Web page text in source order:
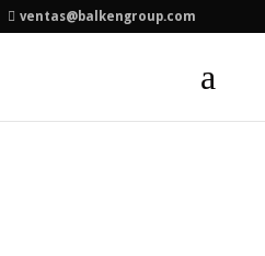
ventas@balkengroup.com